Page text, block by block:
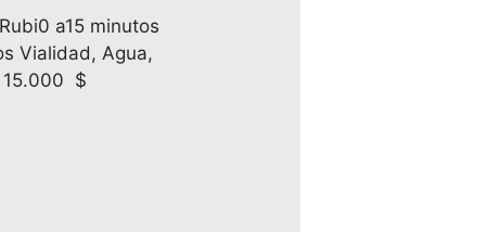
a15 minutos
Vialidad, Agua,
15.000 $